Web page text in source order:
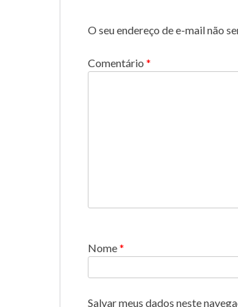
O seu endereço de e-mail não
Comentário *
Nome*
Salvar meus dados neste